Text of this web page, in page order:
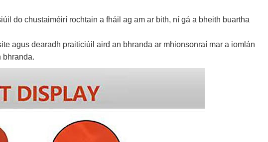
do chustaiméirí rochtain a fháil ag am ar bith, ní gá a bheith buartha
agus dearadh praiticiúil aird an bhranda ar mhionsonraí mar a iomlán
bhranda.